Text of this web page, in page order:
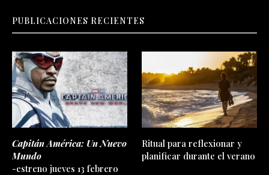
PUBLICACIONES RECIENTES
Capitán América: Un Nuevo
Mundo
-estreno jueves 13 febrero
Ritual para reflexionar y
planificar durante el verano